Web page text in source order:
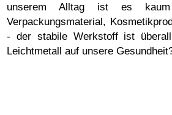
unserem Alltag ist es kaum
Verpackungsmaterial,
- der stabile Werkstoff ist
Leichtmetall auf unsere